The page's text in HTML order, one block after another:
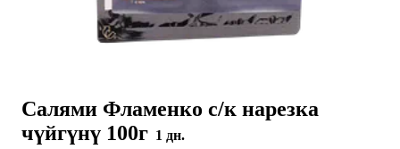
Салями Фламенко с/к нарезка
чүйгүнү 100г 1 дн.